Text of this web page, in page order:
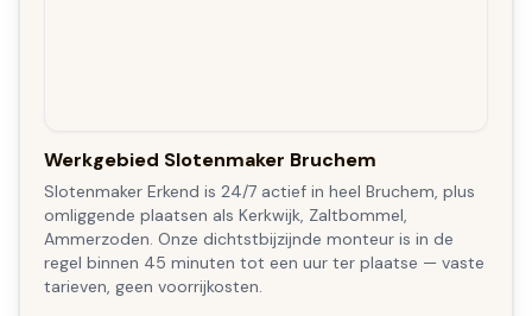
Werkgebied Slotenmaker Bruchem
Slotenmaker Erkend is 24/7 actief in heel Bruchem, plus
omliggende plaatsen als Kerkwijk, Zaltbommel,
Ammerzoden. Onze dichtstbijzijnde monteur is in de
regel binnen 45 minuten tot een uur ter plaatse — vaste
tarieven, geen voorrijkosten.